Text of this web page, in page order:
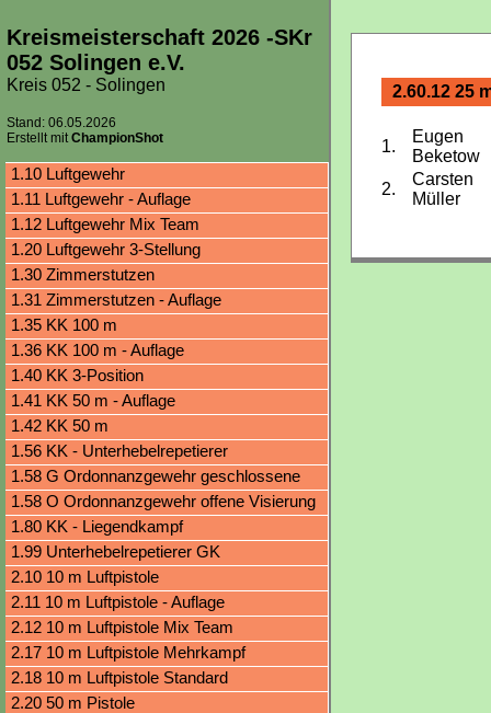
Kreismeisterschaft 2026 -SKr
052 Solingen e.V.
Kreis 052 - Solingen
Stand: 06.05.2026
Erstellt mitChampionShot
1.10 Luftgewehr
1.11 Luftgewehr - Auflage
1.12 Luftgewehr Mix Team
1.20 Luftgewehr 3-Stellung
1.30 Zimmerstutzen
1.31 Zimmerstutzen - Auflage
1.35 KK 100 m
1.36 KK 100 m - Auflage
1.40 KK 3-Position
1.41 KK 50 m - Auflage
1.42 KK 50 m
1.56 KK - Unterhebelrepetierer
1.58 G Ordonnanzgewehr geschlossene
Visierung
1.58 O Ordonnanzgewehr offene Visierung
1.80 KK - Liegendkampf
1.99 Unterhebelrepetierer GK
2.10 10 m Luftpistole
2.11 10 m Luftpistole - Auflage
2.12 10 m Luftpistole Mix Team
2.17 10 m Luftpistole Mehrkampf
2.18 10 m Luftpistole Standard
2.20 50 m Pistole
2.60.12 25
1.
Eugen
Beketow
2.
Carsten
Müller